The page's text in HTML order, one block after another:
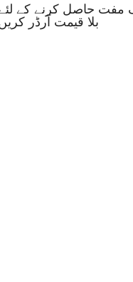
مفت حاصل کرنے کے
بلا قیمت آرڈر